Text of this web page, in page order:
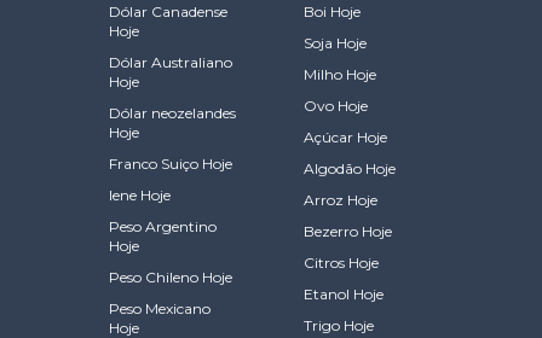
Dólar Canadense
Hoje
Dólar Australiano
Hoje
Dólar neozelandes
Hoje
Franco Suiço Hoje
Iene Hoje
Peso Argentino
Hoje
Peso Chileno Hoje
Peso Mexicano
Hoje
Boi Hoje
Soja Hoje
Milho Hoje
Ovo Hoje
Açúcar Hoje
Algodão Hoje
Arroz Hoje
Bezerro Hoje
Citros Hoje
Etanol Hoje
Trigo Hoje